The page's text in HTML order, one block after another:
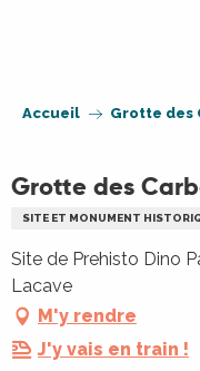
Accueil Grotte des
Grotte des
SITE ET MONUMENT
Site de Prehisto Dino
Lacave
M'y rendre
J'y vais en train !